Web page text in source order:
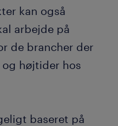
kan også
arbejde på
de brancher der
højtider hos
baseret på